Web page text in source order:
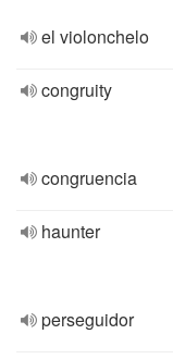
el violonchelo
congruity
congruencia
haunter
perseguidor